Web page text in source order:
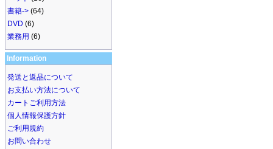
書籍-> (64)
DVD (6)
業務用 (6)
Information
発送と返品について
お支払い方法について
カートご利用方法
個人情報保護方針
ご利用規約
お問い合わせ